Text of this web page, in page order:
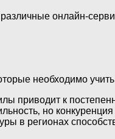
онлайн-
необходимо
приводит к
но
в регионах